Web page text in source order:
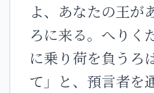
よ、あなたの王が
ろに来る。へりく
に乗り荷を負うろ
て」と、預言者を